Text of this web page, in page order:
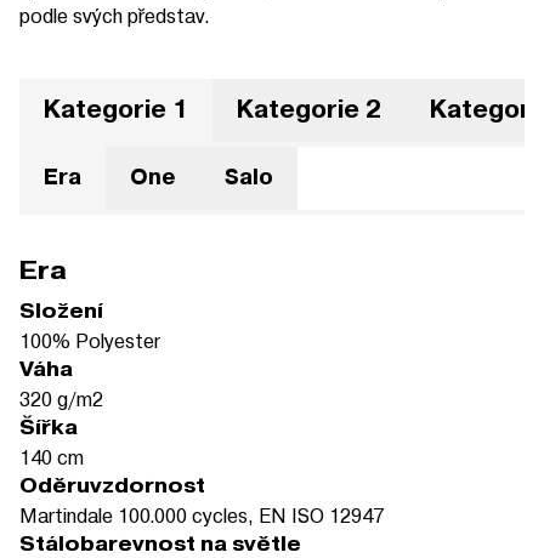
podle svých představ.
Kategorie 1 Kategorie 2
Era One Salo
Era
Složení
100% Polyester
Váha
320 g/m2
Šířka
140 cm
Oděruvzdornost
Martindale 100.000 cycles, EN ISO 12947
Stálobarevnost na světle